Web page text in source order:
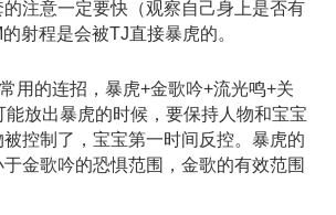
注意一定要快（观察自己身上是否有
射程是会被TJ直接暴虎的。
用的连招，暴虎+金歌吟+流光鸣+关
能放出暴虎的时候，要保持人物和宝宝
控制了，宝宝第一时间反控。暴虎的
金歌吟的恐惧范围，金歌的有效范围